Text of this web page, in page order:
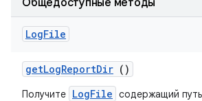
Общедоступные методы
LogFile
getLogReportDir ()
Получите LogFile содержащий